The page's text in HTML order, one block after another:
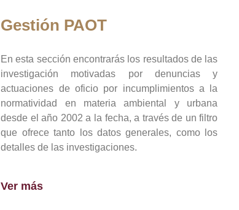
Gestión PAOT
En esta sección encontrarás los resultados de las
investigación motivadas por denuncias y
actuaciones de oficio por incumplimientos a la
normatividad en materia ambiental y urbana
desde el año 2002 a la fecha, a través de un filtro
que ofrece tanto los datos generales, como los
detalles de las investigaciones.
Ver más